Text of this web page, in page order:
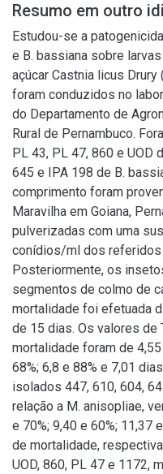
Resumo em outro
Estudou-se a
e B. bassiana sobre
açúcar Castnia licus Drury
foram conduzidos no
do Departamento de
Rural de Pernambuco.
PL 43, PL 47, 860 e UOD
645 e IPA 198 de B.
comprimento foram
Maravilha em Goiana,
pulverizadas com uma
conídios/ml dos
Posteriormente, os
segmentos de colmo de
mortalidade foi efetuada
de 15 dias. Os valores de
mortalidade foram de
68%; 6,8 e 88% e 7,01
isolados 447, 610, 604,
relação a M. anisopliae,
e 70%; 9,40 e 60%; 11,37
de mortalidade,
UOD, 860, PL 47 e 1172,